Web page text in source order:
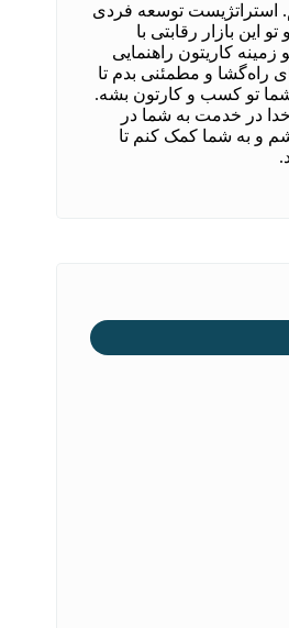
استراتژیست توسعه فردی
این بازار رقابتی با
زمینه کاریتون راهنمایی
راه‌گشا و مطمئنی بدم تا
تو کسب و کارتون بشه.
خدا در خدمت به شما در
و به شما کمک کنم تا